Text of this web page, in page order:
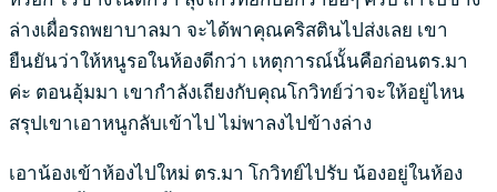
ล่างเผื่อรถพยาบาลมา จะได้พาคุณคริสตินไปส่งเลย เขา
ยืนยันว่าให้หนูรอในห้องดีกว่า เหตุการณ์นั้นคือก่อนตร.มา
ค่ะ ตอนอุ้มมา เขากำลังเถียงกับคุณโกวิทย์ว่าจะให้อยู่ไหน
สรุปเขาเอาหนูกลับเข้าไป ไม่พาลงไปข้างล่าง
เอาน้องเข้าห้องไปใหม่ ตร.มา โกวิทย์ไปรับ น้องอยู่ในห้อง